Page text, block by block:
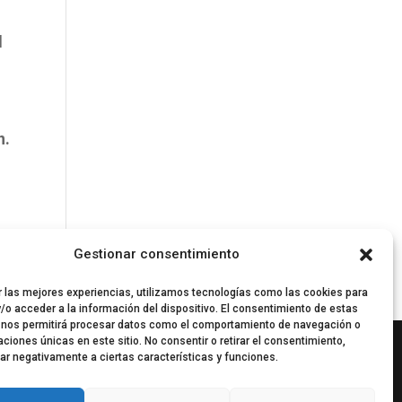
Gestionar consentimiento
las mejores experiencias, utilizamos tecnologías como las cookies para
o acceder a la información del dispositivo. El consentimiento de estas
permitirá procesar datos como el comportamiento de navegación o
únicas en este sitio. No consentir o retirar el consentimiento,
negativamente a ciertas características y funciones.